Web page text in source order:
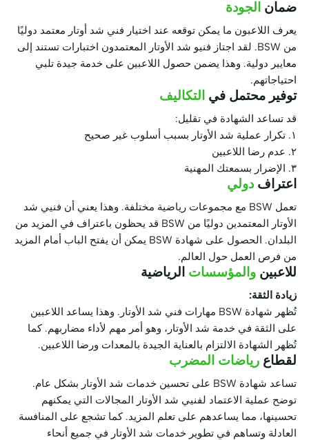
ضمان الجودة
يعرف اللاعبون ما يمكن توقعه عند اختيار فني شد أوتار معتمد دوليًا
من BSW. لقد اجتاز فنيو شد الأوتار المعتمدون اختبارات تستند إلى
معايير دولية. وهذا يضمن حصول اللاعبين على خدمة جيدة تلبي
احتياجاتهم.
توفير محتمل في التكاليف
قد تساعد الشهادة في تقليل:
١. تكرار عملية شد الأوتار بسبب أسلوب غير صحيح
٢. عدم رضا اللاعبين
٣. الإضرار بسمعتك المهنية
اعترافدولي
تعمل BSW مع مجموعات رياضية مختلفة. وهذا يعني أن فنيي شد
الأوتار المعتمدين دوليًا من BSW قد يحظون باعتراف في المزيد من
البلدان. الحصول على شهادة BSW يمكن أن يفتح الباب أمام المزيد
من فرص العمل حول العالم.
للاعبين والمؤسسات الرياضية
زيادة الثقة:
تُظهر شهادة BSW مهارات فني شد الأوتار. وهذا يساعد اللاعبين
على الثقة في خدمة شد الأوتار، وهو أمر مهم لأداء مضاربهم. كما
تُظهر الشهادة الالتزام بالعناية الجيدة بالمعدات ورضا اللاعبين.
لقطاع رياضات المضرب
تساعد شهادة BSW على تحسين خدمات شد الأوتار بشكل عام.
توضح عملية الاعتماد لفنيي شد الأوتار المجالات التي يمكنهم
تحسينها، مما يساعدهم على تعلم المزيد. كما تشجع على المنافسة
العادلة وتساهم في تطوير خدمات شد الأوتار في جميع أنحاء